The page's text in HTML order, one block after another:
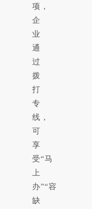
项，
企
业
通
过
拨
打
专
线，
可
享
受“马
上
办”“容
缺